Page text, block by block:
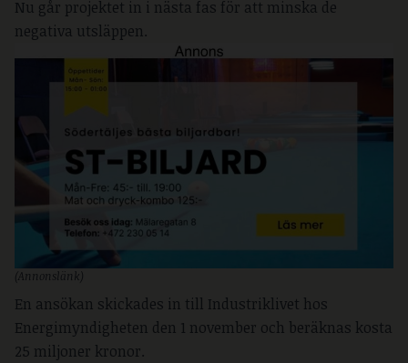
Nu går projektet in i nästa fas för att minska de
negativa utsläppen.
(Annonslänk)
En ansökan skickades in till Industriklivet hos
Energimyndigheten den 1 november och beräknas kosta
25 miljoner kronor.